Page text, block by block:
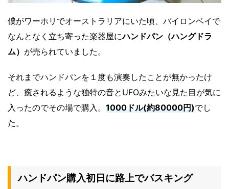
僕がワーホリでオーストラリアにいた頃、バイロンベイで
なんとなく立ち寄った楽器屋にハンドパン（ハングドラ
ム） が売られていました。
それまでハンドパンを１度も演奏したことが無かったけ
ど、癒されるような独特の音とUFOみたいな見た目が気に
入ったのでその場で購入。 1000ドル(約80000円)でし
た。
ハンドパン購入初日に路上でバスキング